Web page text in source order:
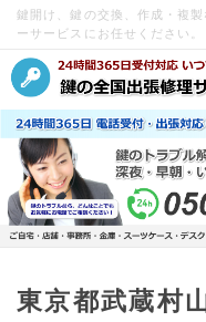
鍵開け、鍵の交換、作成・複
ーサービスにお任せください。
東京都武蔵村